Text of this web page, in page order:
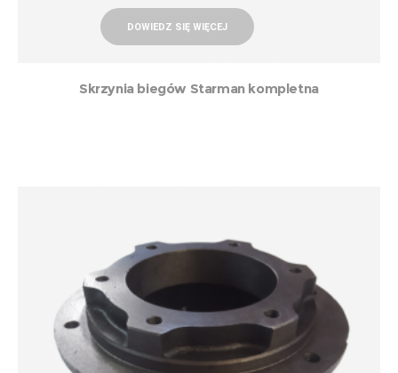
DOWIEDZ SIĘ WIĘCEJ
Skrzynia biegów Starman kompletna